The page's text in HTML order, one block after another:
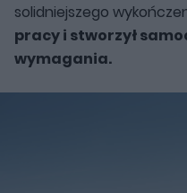
solidniejszego
pracy i stworzył
wymagania.